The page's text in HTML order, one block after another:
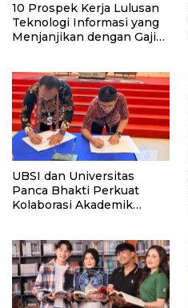
10 Prospek Kerja Lulusan
Teknologi Informasi yang
Menjanjikan dengan Gaji
UBSI dan Universitas
Panca Bhakti Perkuat
Kolaborasi Akademik